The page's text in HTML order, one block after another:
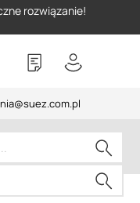
rozwiązanie!